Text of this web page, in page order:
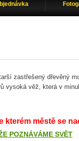
zastřešený dřevěný
vysoká věž, která v
kterém městě se
POZNÁVÁME SVĚT